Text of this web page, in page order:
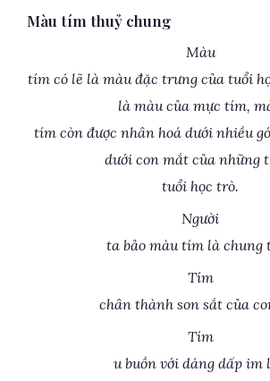
Màu tím thuỷ chung
Màu
tím có lẽ là màu đặc trưng của tuổi
là màu của mực tím,
tím còn được nhân hoá dưới nhiều
dưới con mắt của những
tuổi học trò.
Người
ta bảo màu tím là chung
Tím
chân thành son sắt của
Tím
u buồn với dáng dấp im